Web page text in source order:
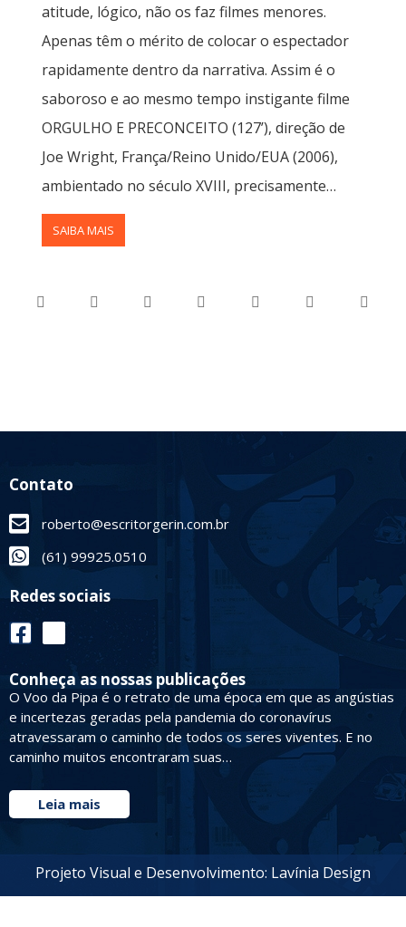
atitude, lógico, não os faz filmes menores.
Apenas têm o mérito de colocar o espectador
rapidamente dentro da narrativa. Assim é o
saboroso e ao mesmo tempo instigante filme
ORGULHO E PRECONCEITO (127’), direção de
Joe Wright, França/Reino Unido/EUA (2006),
ambientado no século XVIII, precisamente…
SAIBA MAIS
Contato
roberto@escritorgerin.com.br
(61) 99925.0510
Redes sociais
Conheça as nossas publicações
O Voo da Pipa é o retrato de uma época em que as angústias
e incertezas geradas pela pandemia do coronavírus
atravessaram o caminho de todos os seres viventes. E no
caminho muitos encontraram suas…
Leia mais
Projeto Visual e Desenvolvimento: Lavínia Design